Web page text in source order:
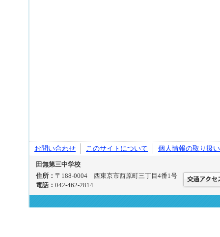
お問い合わせ このサイトについて 個人情報の取り扱い
田無第三中学校
住所： 〒188-0004 西東京市西原町三丁目4番1号
電話： 042-462-2814